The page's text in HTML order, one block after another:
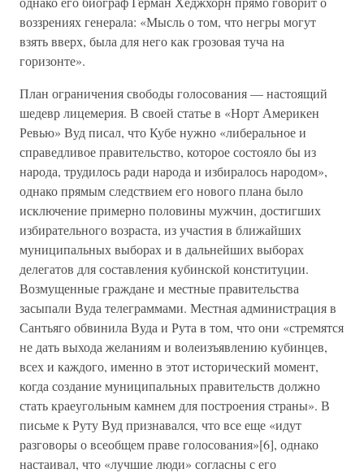
воззрениях генерала: «Мысль о том, что негры могут
взять вверх, была для него как грозовая туча на
горизонте».
План ограничения свободы голосования — настоящий
шедевр лицемерия. В своей статье в «Норт Америкен
Ревью» Вуд писал, что Кубе нужно «либеральное и
справедливое правительство, которое состояло бы из
народа, трудилось ради народа и избиралось народом»,
однако прямым следствием его нового плана было
исключение примерно половины мужчин, достигших
избирательного возраста, из участия в ближайших
муниципальных выборах и в дальнейших выборах
делегатов для составления кубинской конституции.
Возмущенные граждане и местные правительства
засыпали Вуда телеграммами. Местная администрация в
Сантьяго обвинила Вуда и Рута в том, что они «стремятся
не дать выхода желаниям и волеизъявлению кубинцев,
всех и каждого, именно в этот исторический момент,
когда создание муниципальных правительств должно
стать краеугольным камнем для построения страны». В
письме к Руту Вуд признавался, что все еще «идут
разговоры о всеобщем праве голосования»[6], однако
настаивал, что «лучшие люди» согласны с его